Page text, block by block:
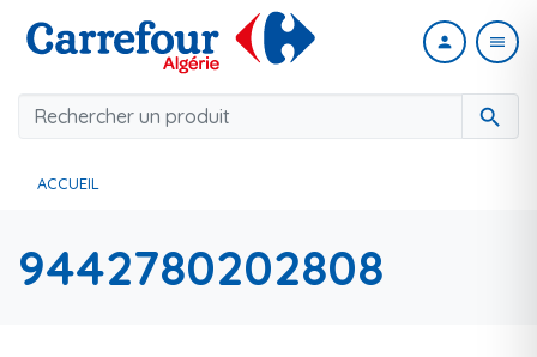
search
person menu
ACCUEIL
9442780202808